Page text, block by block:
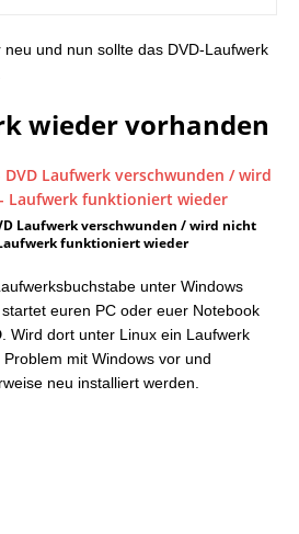
und nun sollte das DVD-Laufwerk
wieder vorhanden
Laufwerk verschwunden / wird nicht
funktioniert wieder
unter Windows
euren PC oder euer Notebook
. Wird dort unter Linux ein Laufwerk
mit Windows vor und
neu installiert werden.